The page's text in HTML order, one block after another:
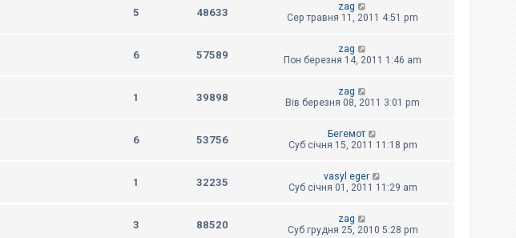
5 48633
zag
Сер травня 11, 2011 4:51 pm
6 57589
zag
Пон березня 14, 2011 1:46 am
1 39898
zag
Вів березня 08, 2011 3:01 pm
6 53756
Бегемот
Суб січня 15, 2011 11:18 pm
1 32235
vasyl eger
Суб січня 01, 2011 11:29 am
3 88520
zag
Суб грудня 25, 2010 5:28 pm